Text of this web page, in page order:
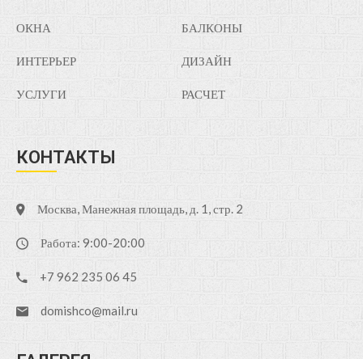
ОКНА
ИНТЕРЬЕР
УСЛУГИ
БАЛКОНЫ
ДИЗАЙН
РАСЧЕТ
КОНТАКТЫ
Москва, Манежная площадь, д. 1, стр. 2
Работа: 9:00-20:00
+7 962 235 06 45
domishco@mail.ru